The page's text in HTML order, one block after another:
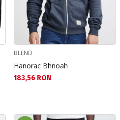
BLEND
Hanorac Bhnoah
Текуща цена:
183,56 RON